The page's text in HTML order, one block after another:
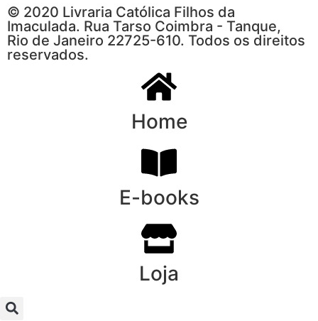
© 2020 Livraria Católica Filhos da
Imaculada. Rua Tarso Coimbra - Tanque,
Rio de Janeiro 22725-610. Todos os direitos
reservados.
Home
E-books
Loja